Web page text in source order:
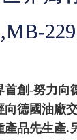
首創-努力向
向德國油廠
產品先生產.